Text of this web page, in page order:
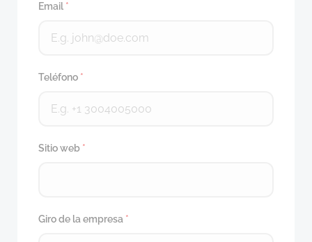
Email *
Teléfono *
Sitio web *
Giro de la empresa *